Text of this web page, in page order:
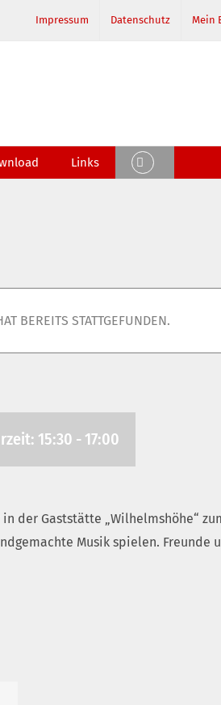
Impressum Datenschutz Mein
Links
BEREITS STATTGEFUNDEN.
15:30 - 17:00
der Gaststätte „Wilhelmshöhe“
Musik spielen. Freunde